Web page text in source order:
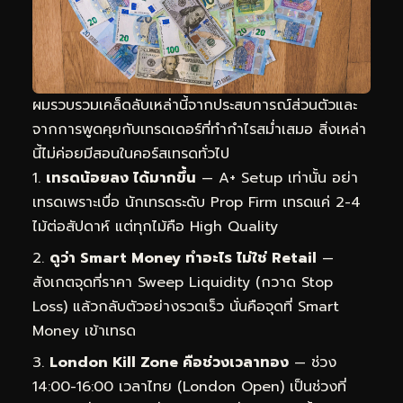
ผมรวบรวมเคล็ดลับเหล่านี้จากประสบการณ์ส่วนตัวและ
จากการพูดคุยกับเทรดเดอร์ที่ทำกำไรสม่ำเสมอ สิ่งเหล่า
นี้ไม่ค่อยมีสอนในคอร์สเทรดทั่วไป
เทรดน้อยลง ได้มากขึ้น — A+ Setup เท่านั้น อย่า
เทรดเพราะเบื่อ นักเทรดระดับ Prop Firm เทรดแค่ 2-4
ไม้ต่อสัปดาห์ แต่ทุกไม้คือ High Quality
ดูว่า Smart Money ทำอะไร ไม่ใช่ Retail —
สังเกตจุดที่ราคา Sweep Liquidity (กวาด Stop
Loss) แล้วกลับตัวอย่างรวดเร็ว นั่นคือจุดที่ Smart
Money เข้าเทรด
London Kill Zone คือช่วงเวลาทอง — ช่วง
14:00-16:00 เวลาไทย (London Open) เป็นช่วงที่